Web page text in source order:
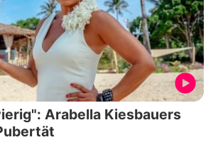
Arabella Kiesbauers